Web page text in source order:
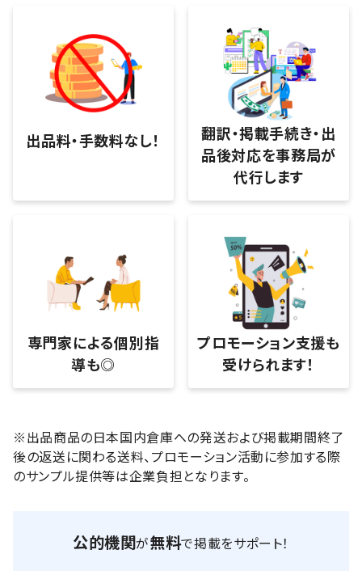
出品料・手数料なし！
翻訳・掲載手続き・出
品後対応を事務局が
代行します
専門家による個別指
導も◎
プロモーション支援も
受けられます！
※出品商品の日本国内倉庫への発送および掲載期間終了
後の返送に関わる送料、プロモーション活動に参加する際
のサンプル提供等は企業負担となります。
公的機関が無料で掲載をサポート！